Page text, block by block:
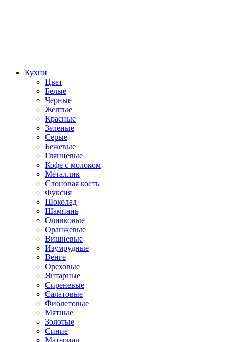
Кухни
Цвет
Белые
Черные
Желтые
Красные
Зеленые
Серые
Бежевые
Глянцевые
Кофе с молоком
Металлик
Слоновая кость
Фуксия
Шоколад
Шампань
Оливковые
Оранжевые
Вишневые
Изумрудные
Венге
Ореховые
Янтарные
Сиреневые
Салатовые
Фиолетовые
Мятные
Золотые
Синие
Материал